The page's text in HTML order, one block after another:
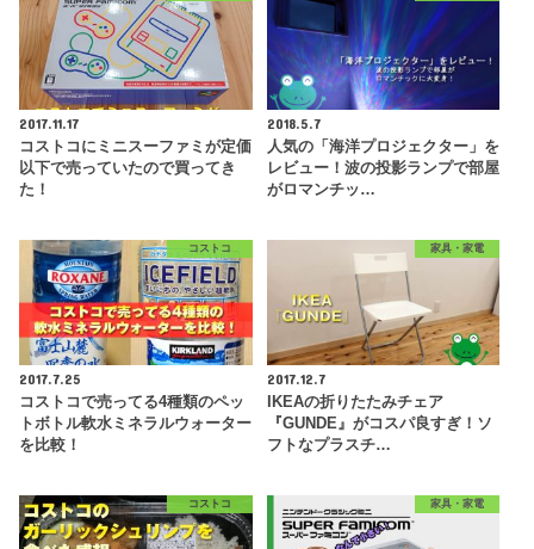
2017.11.17
コストコにミニスーファミが定価
以下で売っていたので買ってき
た！
2018.5.7
人気の「海洋プロジェクター」を
レビュー！波の投影ランプで部屋
がロマンチッ…
コストコ
2017.7.25
コストコで売ってる4種類のペッ
トボトル軟水ミネラルウォーター
を比較！
家具・家電
2017.12.7
IKEAの折りたたみチェア
『GUNDE』がコスパ良すぎ！ソ
フトなプラスチ…
コストコ 家具・家電